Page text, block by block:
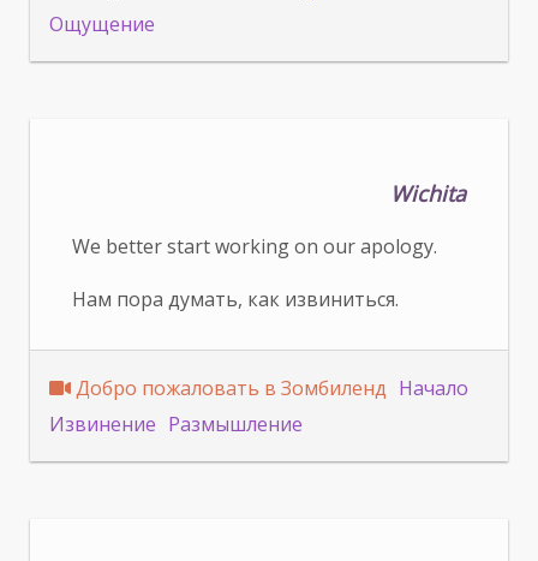
Ощущение
Wichita
We better start working on our apology.
Нам пора думать, как извиниться.
Добро пожаловать в Зомбиленд Начало
Извинение Размышление